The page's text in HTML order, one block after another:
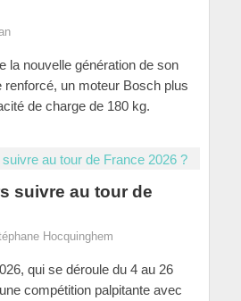
la nouvelle génération de son
un moteur Bosch plus
de charge de 180 kg.
suivre au tour de
Hocquinghem
qui se déroule du 4 au 26
compétition palpitante avec